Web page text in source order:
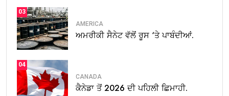
03
AMERICA
ਅਮਰੀਕੀ ਸੈਨੇਟ ਵੱਲੋਂ ਰੂਸ ‘ਤੇ ਪਾਬੰਦੀਆਂ.
04
CANADA
ਕੈਨੇਡਾ ਤੋਂ 2026 ਦੀ ਪਹਿਲੀ ਛਿਮਾਹੀ.